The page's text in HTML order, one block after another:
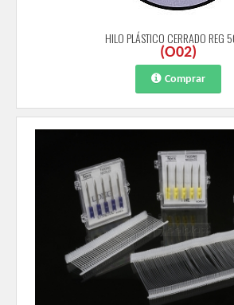
HILO PLÁSTICO CERRADO REG
(O02)
Comprar